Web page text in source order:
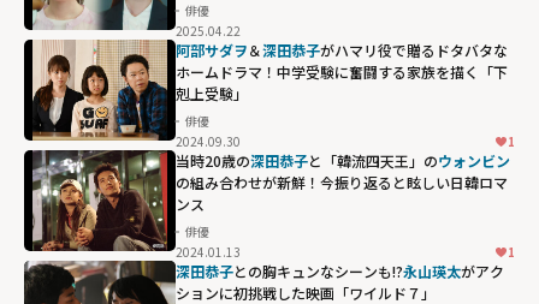
俳優
2025.04.22
阿部サダヲ＆深田恭子がハマリ役で贈るドタバタな
ホームドラマ！中学受験に奮闘する家族を描く「下
剋上受験」
俳優
2024.09.30
1
当時20歳の深田恭子と「韓流四天王」のウォンビン
の組み合わせが新鮮！今振り返ると眩しい日韓ロマ
ンス
俳優
2024.01.13
1
深田恭子との胸キュンなシーンも!?永山瑛太がアク
ションに初挑戦した映画「ワイルド７」